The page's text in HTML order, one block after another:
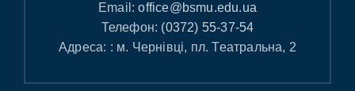
Email:office@bsmu.edu.ua
Телефон: (0372) 55-37-54
Адреса: : м. Чернівці, пл. Театральна, 2